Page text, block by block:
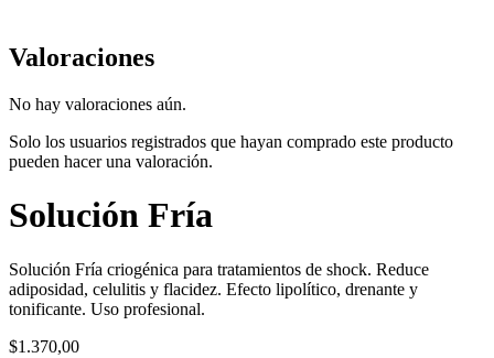
Valoraciones
No hay valoraciones aún.
Solo los usuarios registrados que hayan comprado este producto
pueden hacer una valoración.
Solución Fría
Solución Fría criogénica para tratamientos de shock. Reduce
adiposidad, celulitis y flacidez. Efecto lipolítico, drenante y
tonificante. Uso profesional.
$1.370,00